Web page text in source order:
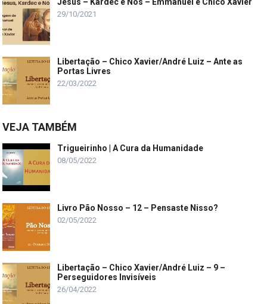
29/10/2021
Libertação – Chico Xavier/André Luiz – Ante as
Portas Livres
22/03/2022
VEJA TAMBÉM
Trigueirinho | A Cura da Humanidade
08/05/2022
Livro Pão Nosso – 12 – Pensaste Nisso?
02/05/2022
Libertação – Chico Xavier/André Luiz – 9 –
Perseguidores Invisíveis
26/04/2022